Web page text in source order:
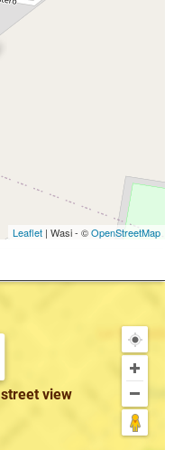
Leaflet | Wasi - ©OpenStreetMap
street view